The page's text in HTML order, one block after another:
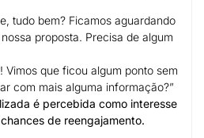
tudo bem? Ficamos aguardando
proposta. Precisa de algum
Vimos que ficou algum ponto sem
com mais alguma informação?”
é percebida como interesse
de reengajamento.